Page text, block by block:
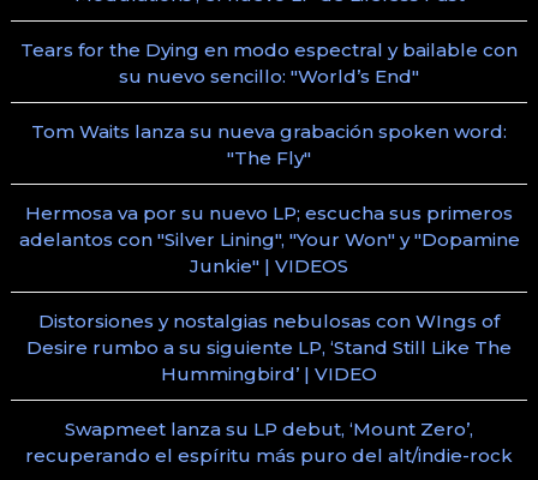
Tears for the Dying en modo espectral y bailable con
su nuevo sencillo: "World’s End"
Tom Waits lanza su nueva grabación spoken word:
"The Fly"
Hermosa va por su nuevo LP; escucha sus primeros
adelantos con "Silver Lining", "Your Won" y "Dopamine
Junkie" | VIDEOS
Distorsiones y nostalgias nebulosas con WIngs of
Desire rumbo a su siguiente LP, ‘Stand Still Like The
Hummingbird’ | VIDEO
Swapmeet lanza su LP debut, ‘Mount Zero’,
recuperando el espíritu más puro del alt/indie-rock